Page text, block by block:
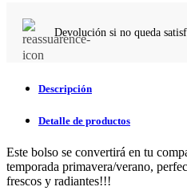
Devolución si no queda
Descripción
Detalle de productos
Este bolso se convertirá en tu
temporada primavera/verano,
frescos y radiantes!!!